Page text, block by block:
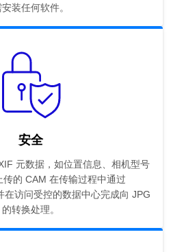
安装任何软件。
安全
元数据，如位置信息、相机型号
传的 CAM 在传输过程中通过
在访问受控的数据中心完成向 JPG
的转换处理。